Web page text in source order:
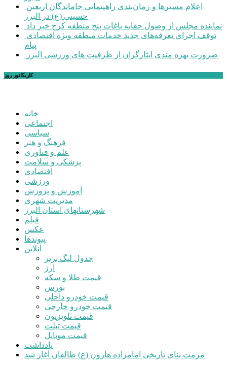
حسینی (ع) در البرز
نماینده مجلس از وصول حقابه باغات پنج منطقه کرج خبر داد
پیام
ضرورت بهره مندی ایثارگران از ظرفیت های ورزشی البرز
کاریکاتور روز
خانه
اجتماعی
سیاسی
فرهنگ و هنر
علم و فناوری
پزشکی و سلامت
اقتصادی
ورزشی
آموزش و پرورش
مدیریت شهری
شهرستانهای استان البرز
فیلم
عکس
پیوندها
آنلاین
جدول لیگ برتر
ارز
قیمت طلا و سکه
بورس
قیمت خودرو داخلی
قیمت خودرو خارجی
قیمت تلویزیون
قیمت تبلت
قیمت موبایل
یادداشت
مرمت بنای تاریخی امامزاده هارون (ع) طالقان آغاز شد